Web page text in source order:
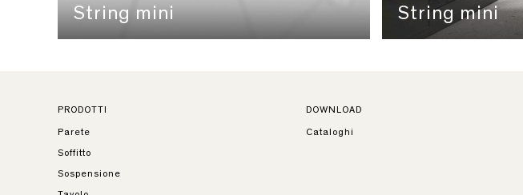
String mini String mini
PRODOTTI
Parete
Soffitto
Sospensione
DOWNLOAD
Cataloghi